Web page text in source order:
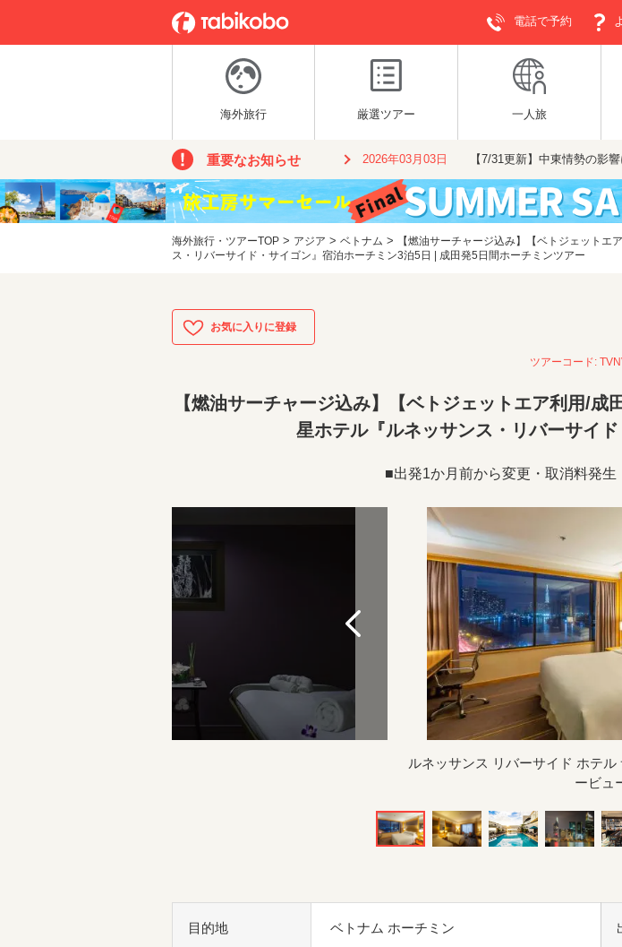
電話で予約
海外旅行 厳選ツアー 一人旅
重要なお知らせ 2026年03月03日 【7/31更新】中東情勢の影
海外旅行・ツアーTOP > アジア > ベトナム >
【燃油サーチャージ込み】【ベトジェット
ス・リバーサイド・サイゴン』宿泊ホーチミン3泊5日 | 成田発5日間ホーチミンツアー
ツアーコード:
【燃油サーチャージ込み】【ベトジェットエア利用/
星ホテル『ルネッサンス・リバーサイ
■出発1か月前から変更・取消料発
ルネッサンス リバーサイド ホテ
ービュ
目的地 ベトナム ホーチミン